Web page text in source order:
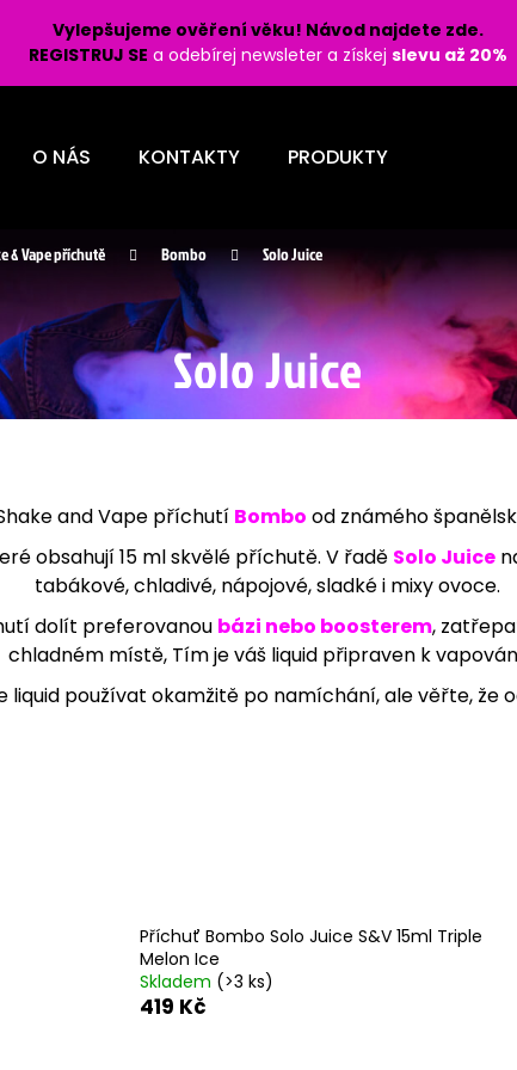
Vylepšujeme ověření věku! Návod najdete zde.
REGISTRUJ SE a odebírej newsleter a získej slevu až 20%
O NÁS KONTAKTY PRODUKTY
& Vape příchutě Bombo Solo Juice
Solo Juice
and Vape příchutí Bombo od známého
obsahují 15 ml skvělé příchutě. V řadě Solo Juice
tabákové, chladivé, nápojové, sladké i mixy ovoce.
dolít preferovanou bázi nebo boosterem,
chladném místě, Tím je váš liquid připraven k
liquid používat okamžitě po namíchání, ale věřte, že
Příchuť Bombo Solo Juice S&V 15ml Triple
Melon Ice
Skladem (>3 ks)
419 Kč
Doporučujeme
LIO POD PRO 1200 - PASSION FRUIT 16
Kč
LIQUID OXVA
BURST 10ML -
209 Kč